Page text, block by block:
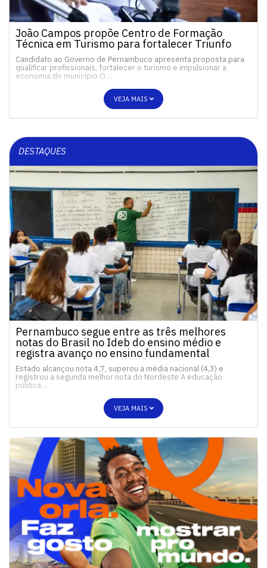
João Campos propõe Centro de Formação
Técnica em Turismo para fortalecer Triunfo
Candidato ao Governo de Pernambuco apresenta proposta para
qualificar profissionais, fortalecer o turismo e impulsionar a
economia do município O…
VEJA MAIS
DESTAQUES
Pernambuco segue entre as três melhores
notas do Brasil no Ideb do ensino médio e
registra avanço no ensino fundamental
Estado alcançou nota 4,7, superou a média nacional (4,3) e
registrou a segunda melhor nota do Nordeste A educação
pública…
VEJA MAIS